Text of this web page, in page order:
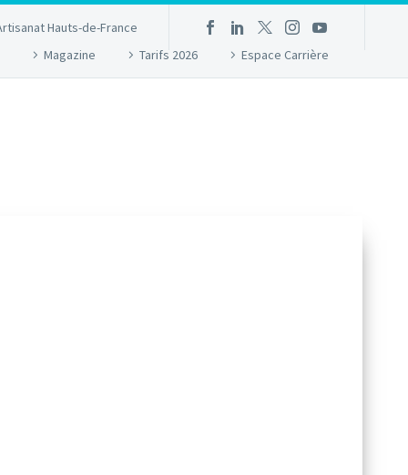
Hauts-de-France
Magazine
Tarifs 2026 Espace Carrière